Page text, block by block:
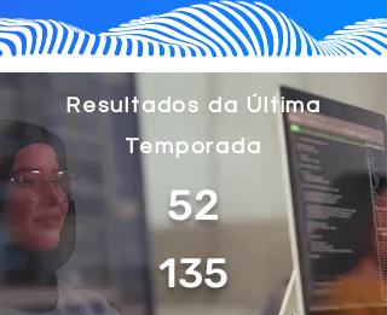
Resultados da Última
Temporada
52
135